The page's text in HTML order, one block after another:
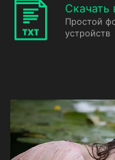
Скачать
Простой
устройств